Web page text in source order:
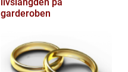
garderoben